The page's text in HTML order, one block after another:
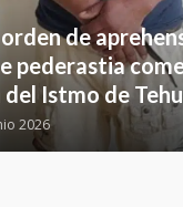
de
pederastia
Istmo de
2026